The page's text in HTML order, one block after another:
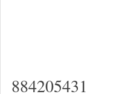
884205431